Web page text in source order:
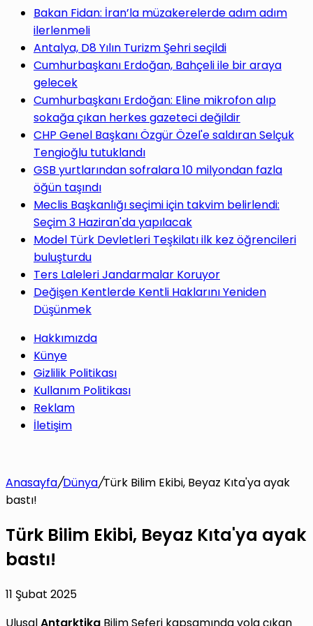
yap
...
Bakan Fidan: İran’la müzakerelerde adım adım
ilerlenmeli
Antalya, D8 Yılın Turizm Şehri seçildi
Cumhurbaşkanı Erdoğan, Bahçeli ile bir araya
gelecek
Cumhurbaşkanı Erdoğan: Eline mikrofon alıp
sokağa çıkan herkes gazeteci değildir
CHP Genel Başkanı Özgür Özel'e saldıran Selçuk
Tengioğlu tutuklandı
GSB yurtlarından sofralara 10 milyondan fazla
öğün taşındı
Meclis Başkanlığı seçimi için takvim belirlendi:
Seçim 3 Haziran'da yapılacak
Model Türk Devletleri Teşkilatı ilk kez öğrencileri
buluşturdu
Ters Laleleri Jandarmalar Koruyor
Değişen Kentlerde Kentli Haklarını Yeniden
Düşünmek
Hakkımızda
Künye
Gizlilik Politikası
Kullanım Politikası
Reklam
İletişim
Anasayfa/Dünya/Türk Bilim Ekibi, Beyaz Kıta'ya ayak
bastı!
Türk Bilim Ekibi, Beyaz Kıta'ya ayak
bastı!
11 Şubat 2025